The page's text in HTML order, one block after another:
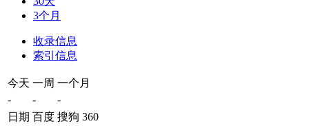
3个月
收录信息
索引信息
今天 一周 一个月
-
-
-
日期 百度 搜狗 360